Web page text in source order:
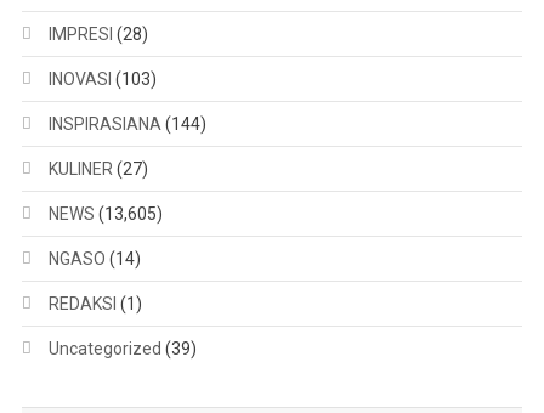
IMPRESI (28)
INOVASI (103)
INSPIRASIANA (144)
KULINER (27)
NEWS (13,605)
NGASO (14)
REDAKSI (1)
Uncategorized (39)